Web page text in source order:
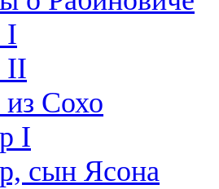
I
II
Сохо
I
сын Ясона